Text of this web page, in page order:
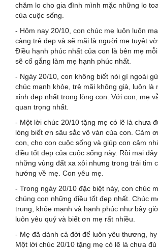
chăm lo cho gia đình mình mặc những lo
của cuộc sống.
- Hôm nay 20/10, con chúc mẹ luôn luôn
càng trẻ đẹp và sẽ mãi là người mẹ tuyệt
Điều hạnh phúc nhất của con là bên mẹ
sẽ cố gắng làm mẹ hạnh phúc nhất.
- Ngày 20/10, con không biết nói gì ngoài
chúc mạnh khỏe, trẻ mãi không già, luôn là
xinh đẹp nhất trong lòng con. Với con, mẹ
quan trọng nhất.
- Một lời chúc 20/10 tặng mẹ có lẽ là chưa
lòng biết ơn sâu sắc vô vàn của con. Cảm
con, cho con cuộc sống và giúp con cảm
điều tốt đẹp của cuộc sống này. Rồi mai
những vùng đất xa xôi nhưng trong trái tim
hướng về mẹ. Con yêu mẹ.
- Trong ngày 20/10 đặc biệt này, con chúc
chúng con những điều tốt đẹp nhất. Chúc
trung, khỏe mạnh và hạnh phúc như bây
luôn yêu quý và biết ơn mẹ rất nhiều.
- Mẹ đã dành cả đời để luôn yêu thương, hy
Một lời chúc 20/10 tặng mẹ có lẽ là chưa